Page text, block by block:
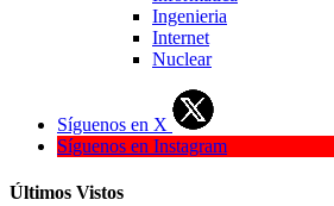
Ingenieria
Internet
Nuclear
Síguenos en X
Síguenos en Instagram
Últimos Vistos